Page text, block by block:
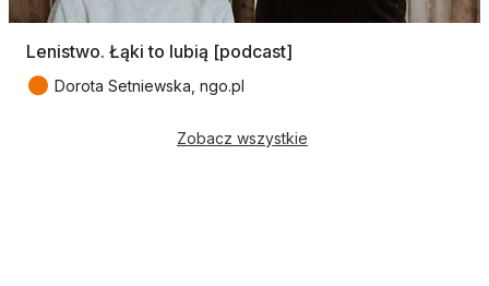
Lenistwo. Łąki to lubią [podcast]
● Dorota Setniewska, ngo.pl
Zobacz wszystkie